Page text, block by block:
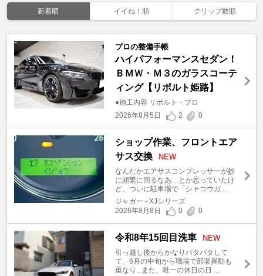
新着順 イイね！順 クリップ数順
プロの整備手帳
ハイパフォーマンスセダン！
ＢＭＷ・Ｍ３のガラスコーテ
ィング【リボルト姫路】
●施工内容 リボルト・プロ
2026年8月5日
2 0
ショップ作業、フロントエア
サス交換
NEW
なんだかエアサスコンプレッサーが妙
に頻繁に回るなあ…とか思っていたけ
ど、ついに駐車場で「シャコウガ ...
ジャガー - XJシリーズ
2026年8月8日
0 0
令和8年15回目洗車 NEW
引っ越し後からかなりバタバタして
て、6月の中旬から職場で部署異動も
重なり...また、唯一の休日の日 ...